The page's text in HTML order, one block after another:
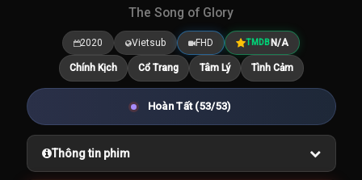
The Song of Glory
2020 Vietsub FHD TMDB N/A
Chính Kịch Cổ Trang Tâm Lý Tình Cảm
Hoàn Tất (53/53)
Thông tin phim